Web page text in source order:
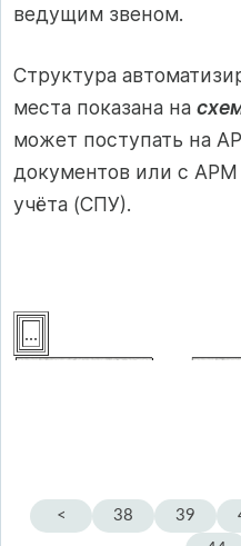
ведущим звеном.
Структура
места показана на
может поступать на
документов или с
учёта (СПУ).
…
< 38 39